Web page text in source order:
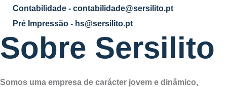
Contabilidade - contabilidade@sersilito.pt
Pré Impressão - hs@sersilito.pt
Sobre Sersilito
Somos uma empresa de carácter jovem e dinâmico,